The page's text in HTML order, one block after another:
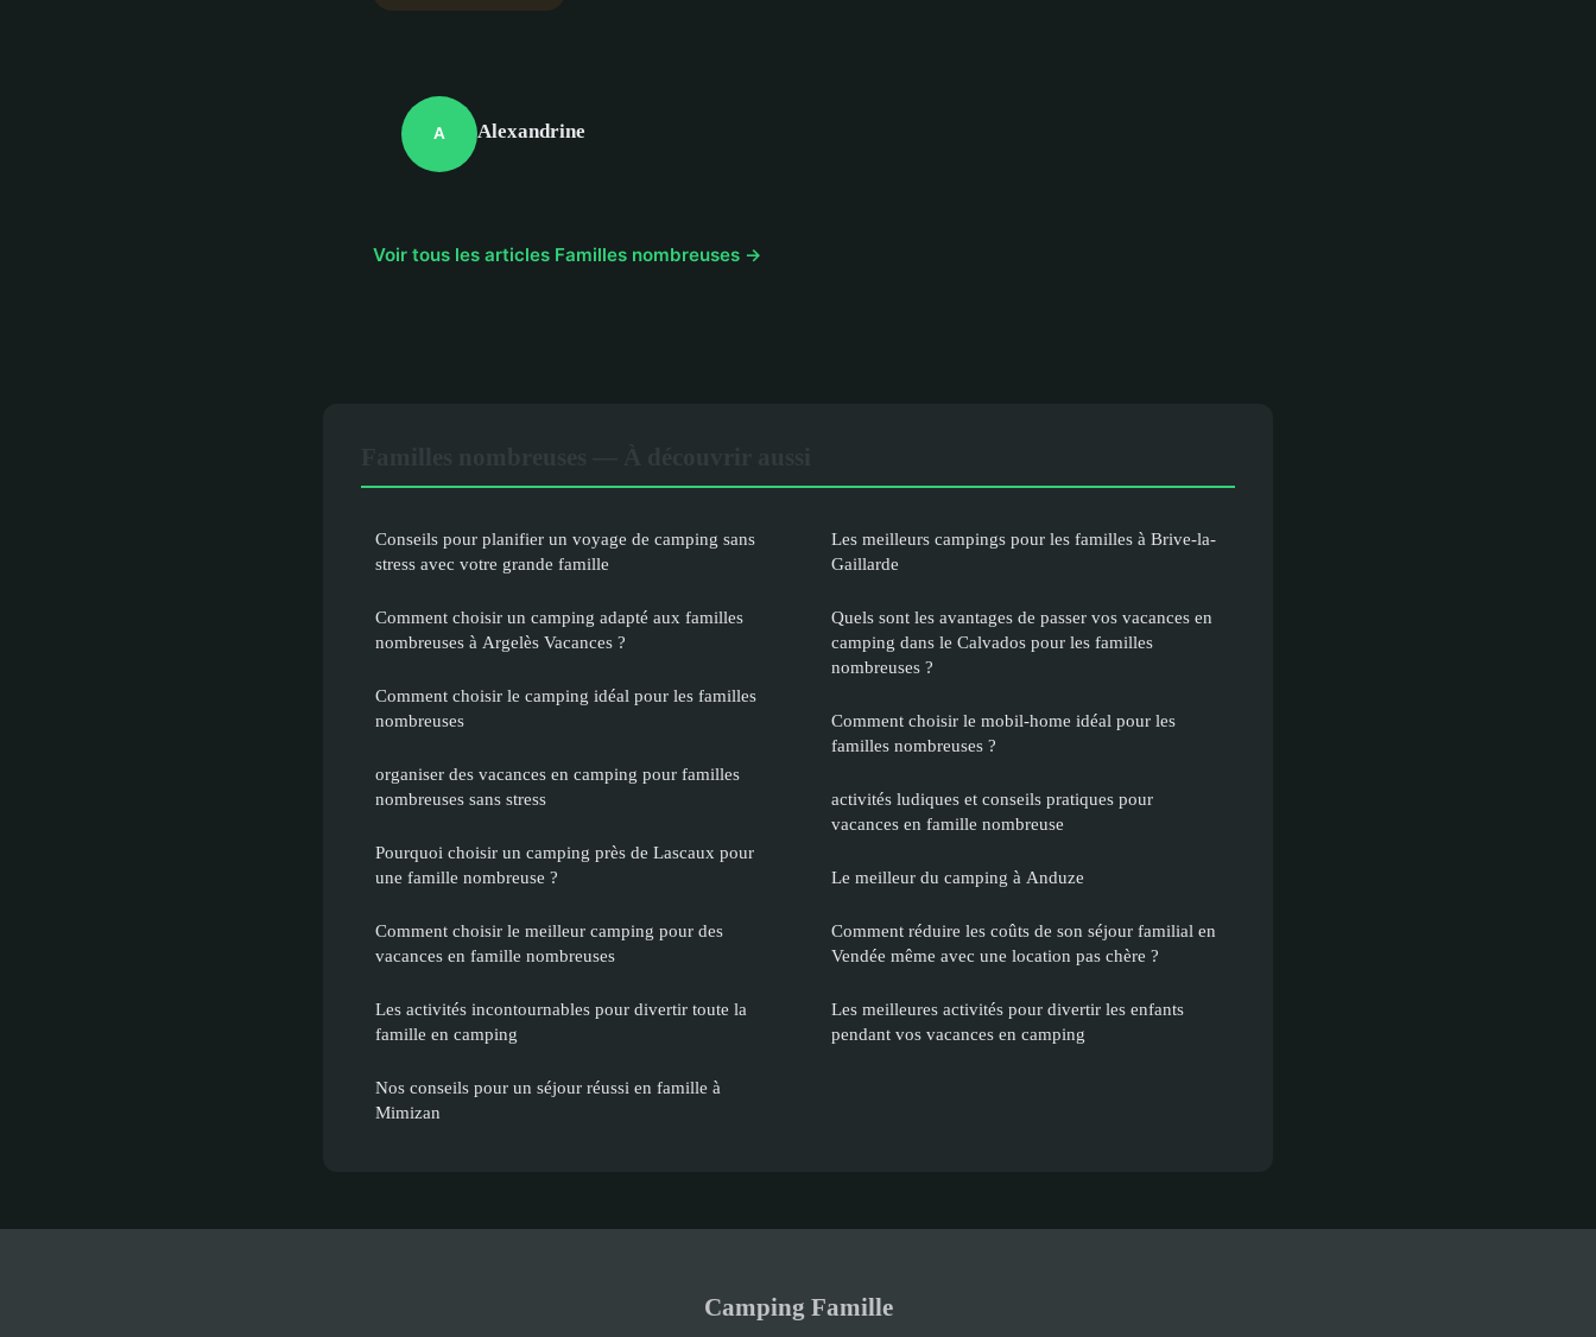
A Alexandrine
Voir tous les articles Familles nombreuses →
Conseils pour planifier un voyage de camping sans
stress avec votre grande famille
Comment choisir un camping adapté aux familles
nombreuses à Argelès Vacances ?
Comment choisir le camping idéal pour les familles
nombreuses
organiser des vacances en camping pour familles
nombreuses sans stress
Pourquoi choisir un camping près de Lascaux pour
une famille nombreuse ?
Comment choisir le meilleur camping pour des
vacances en famille nombreuses
Les activités incontournables pour divertir toute la
famille en camping
Nos conseils pour un séjour réussi en famille à
Mimizan
Les meilleurs campings pour les familles à Brive-la-
Gaillarde
Quels sont les avantages de passer vos vacances en
camping dans le Calvados pour les familles
nombreuses ?
Comment choisir le mobil-home idéal pour les
familles nombreuses ?
activités ludiques et conseils pratiques pour
vacances en famille nombreuse
Le meilleur du camping à Anduze
Comment réduire les coûts de son séjour familial en
Vendée même avec une location pas chère ?
Les meilleures activités pour divertir les enfants
pendant vos vacances en camping
Camping Famille